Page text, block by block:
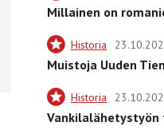
Millainen on
Historia
Muistoja Uuden
Historia